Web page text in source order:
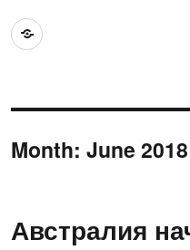
Австралия
Month:June 2018
Австралия